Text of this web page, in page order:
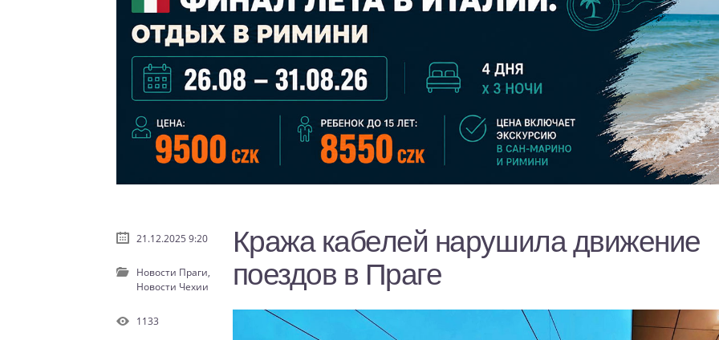
Кража кабелей нарушила движение
поездов в Праге
21.12.2025 9:20
Новости Праги,
Новости Чехии
1133